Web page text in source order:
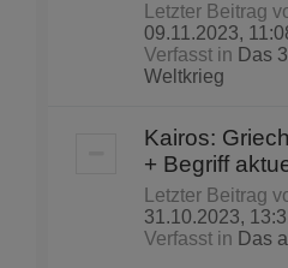
Letzter Beitrag
09.11.2023,
Verfasst in Das
Weltkrieg
Kairos:
+ Begriff
Letzter Beitrag
31.10.2023,
Verfasst in Das